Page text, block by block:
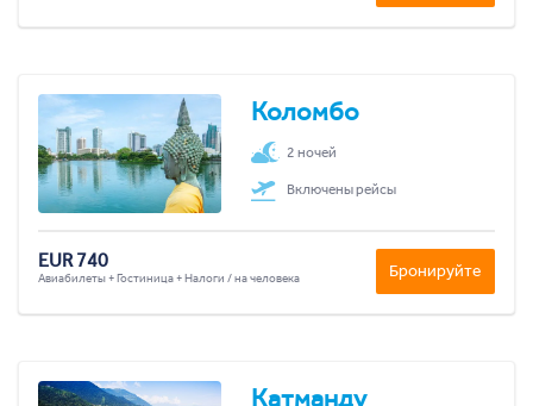
Коломбо
2 ночей
Включены рейсы
EUR 740
Авиабилеты + Гостиница + Налоги / на человека Бронируйте
Катманду